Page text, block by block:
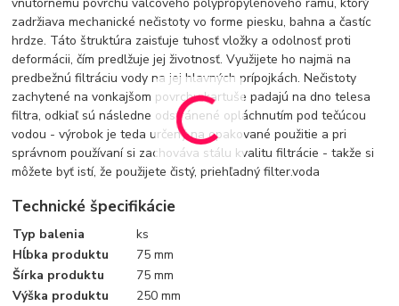
zadržiava mechanické nečistoty vo forme piesku, bahna a častíc
hrdze. Táto štruktúra zaisťuje tuhosť vložky a odolnosť proti
deformácii, čím predlžuje jej životnosť. Využijete ho najmä na
predbežnú filtráciu vody na jej hlavných prípojkách. Nečistoty
zachytené na vonkajšom povrchu kartuše padajú na dno telesa
filtra, odkiaľ sú následne odstránené opláchnutím pod tečúcou
vodou - výrobok je teda určený na opakované použitie a pri
správnom používaní si zachováva stálu kvalitu filtrácie - takže si
môžete byť istí, že použijete čistý, priehľadný filter.voda
Technické špecifikácie
Typ balenia
ks
Hĺbka produktu
75 mm
Šírka produktu
75 mm
Výška produktu
250 mm